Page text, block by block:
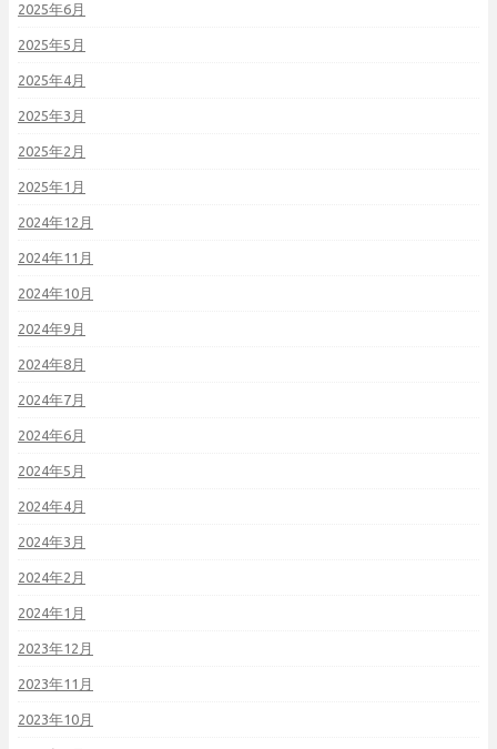
2025年6月
2025年5月
2025年4月
2025年3月
2025年2月
2025年1月
2024年12月
2024年11月
2024年10月
2024年9月
2024年8月
2024年7月
2024年6月
2024年5月
2024年4月
2024年3月
2024年2月
2024年1月
2023年12月
2023年11月
2023年10月